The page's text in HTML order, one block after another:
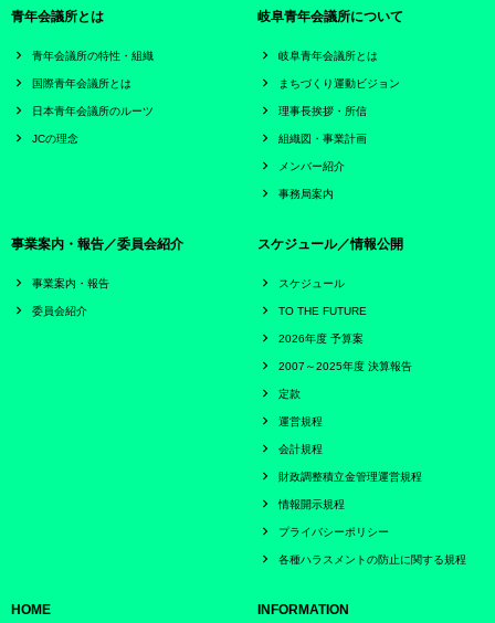
青年会議所とは
青年会議所の特性・組織
国際青年会議所とは
日本青年会議所のルーツ
JCの理念
岐阜青年会議所について
岐阜青年会議所とは
まちづくり運動ビジョン
理事長挨拶・所信
組織図・事業計画
メンバー紹介
事務局案内
事業案内・報告／委員会紹介
事業案内・報告
委員会紹介
スケジュール／情報公開
スケジュール
TO THE FUTURE
2026年度 予算案
2007～2025年度 決算報告
定款
運営規程
会計規程
財政調整積立金管理運営規程
情報開示規程
プライバシーポリシー
各種ハラスメントの防止に関する規程
HOME INFORMATION